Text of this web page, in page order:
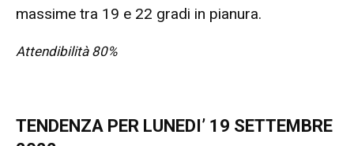
massime tra 19 e 22 gradi in pianura.
Attendibilità 80%
TENDENZA PER LUNEDI’ 19 SETTEMBRE